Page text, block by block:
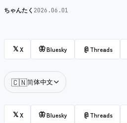
ちゃんたく 2026.06.01
𝕏X 🦋Bluesky @ Threads
🇨🇳简体中文
𝕏X 🦋Bluesky @ Threads